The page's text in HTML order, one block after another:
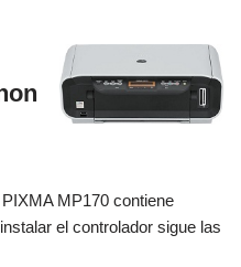
MP170 contiene
el controlador sigue las